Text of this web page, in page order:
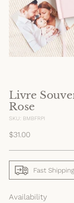
Livre
Rose
SKU: BMBFRPI
Regular
$31.00
Fast Shipping
Availability